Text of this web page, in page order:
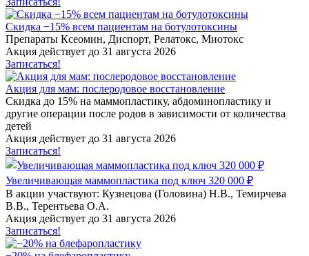
Скидка −15% всем пациентам на ботулотоксины
Препараты Ксеомин, Диспорт, Релатокс, Миотокс
Акция действует до 31 августа 2026
Записаться!
Акция для мам: послеродовое восстановление
Скидка до 15% на маммопластику, абдоминопластику и
другие операции после родов в зависимости от количества
детей
Акция действует до 31 августа 2026
Записаться!
Увеличивающая маммопластика под ключ 320 000 ₽
В акции участвуют: Кузнецова (Головина) Н.В., Темирчева
В.В., Терентьева О.А.
Акция действует до 31 августа 2026
Записаться!